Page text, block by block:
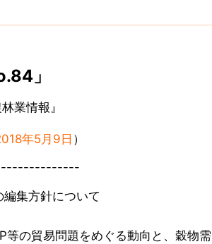
」
業情報』
年5月9日 ）
編集方針について
等の貿易問題をめぐる動向と、穀物需